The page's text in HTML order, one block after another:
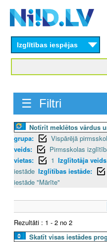
content
Izglītības iespējas
☰ Filtri
Notīrīt meklētos vārdus
grupa:
Vispārējā
veids:
Pirmsskolas
vietas:
1 Izglītotāja
iestāde Izglītības iestāde:
iestāde "Mārīte"
Rezultāti : 1 - 2 no 2
Skatīt visas iestādes